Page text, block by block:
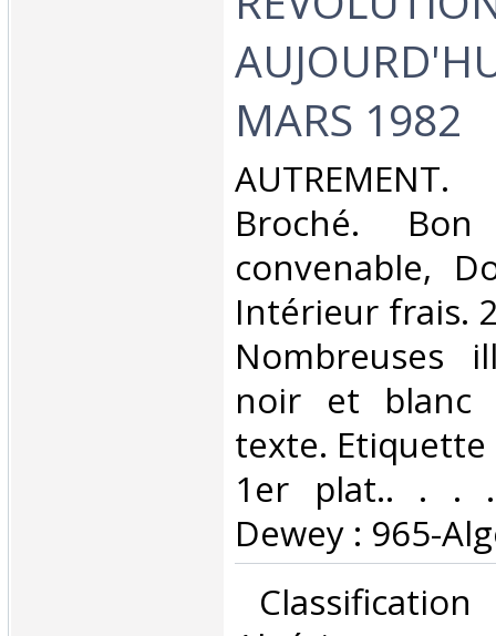
MARS 1982‎
Broché.
convenable,
Intérieur frais.
Nombreuses
noir et blanc
texte.
1er plat.. . . .
Dewey : 965-